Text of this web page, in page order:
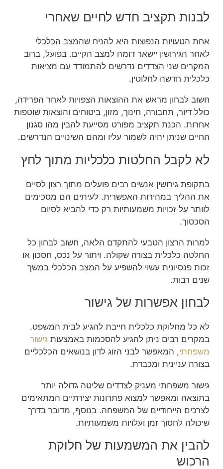
לבנות תקציב חדש לחיים שאחרי
אחת הטעויות הנפוצות היא להניח שהמצב הכלכלי
לאחר הגירושין יישאר דומה למצב הקיים. בפועל, ברוב
המקרים שני הצדדים נדרשים להתמודד עם מציאות
כלכלית חדשה לחלוטין.
חשוב לבחון מראש את ההוצאות הצפויות לאחר הפרידה,
כולל דיור, תחבורה, חינוך, מזון, ביטוחים והוצאות שוטפות
אחרות. הכנת תקציב מפורט מסייעת להבין מהו סגנון
החיים שניתן יהיה לשמור עליו ומהם השינויים הנדרשים.
לא לקבל החלטות כלכליות מתוך לחץ
בתקופת גירושין אנשים רבים פועלים מתוך רצון לסיים
את ההליך במהירות האפשרית. לעיתים הם מסכימים
לוותר על זכויות משמעותיות רק כדי להביא לסיום
הסכסוך.
למרות הרצון הטבעי להתקדם הלאה, חשוב לבחון כל
החלטה כלכלית בצורה שקולה. ויתור על נכס, חסכון או
זכות פנסיונית עשוי להשפיע על המצב הכלכלי במשך
שנים רבות.
לבחון אפשרות של גישור
לא כל מחלוקת כלכלית חייבת להגיע לבית המשפט.
במקרים רבים ניתן להגיע להסכמות באמצעות גישור
משפחתי, המאפשר לבני הזוג לדון בנושאים הכלכליים
בצורה עניינית ומכבדת.
גישור משפחתי מעניק לצדדים שליטה גדולה יותר
בתוצאה ומאפשר למצוא פתרונות יצירתיים המתאימים
לצרכים הייחודיים של המשפחה. בנוסף, מדובר בדרך
שיכולה לחסוך זמן ועלויות משמעותיות.
להבין את המשמעות של חלוקת
הרכוש